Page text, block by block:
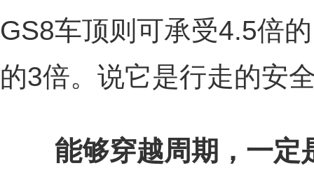
GS8车顶则可承受4.5倍
的3倍。说它是行走的安
能够穿越周期，一定